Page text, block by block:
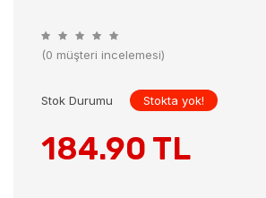
(0 müşteri incelemesi)
Stok Durumu Stokta yok!
184.90 TL